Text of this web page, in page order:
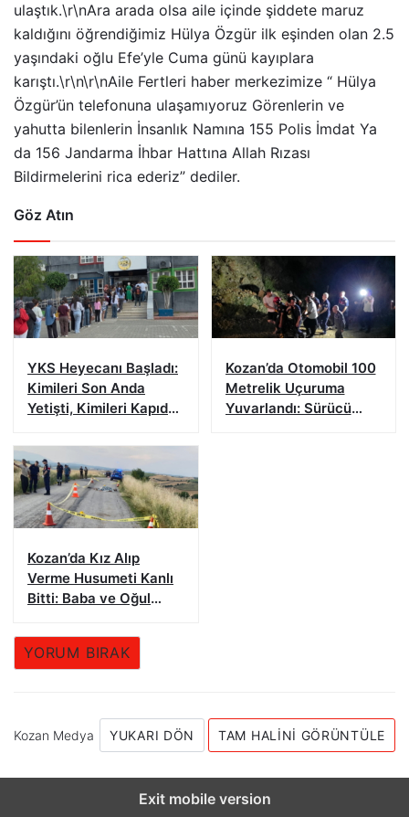
ulaştık.\r\nAra arada olsa aile içinde şiddete maruz
kaldığını öğrendiğimiz Hülya Özgür ilk eşinden olan 2.5
yaşındaki oğlu Efe’yle Cuma günü kayıplara
karıştı.\r\n\r\nAile Fertleri haber merkezimize “ Hülya
Özgür’ün telefonuna ulaşamıyoruz Görenlerin ve
yahutta bilenlerin İnsanlık Namına 155 Polis İmdat Ya
da 156 Jandarma İhbar Hattına Allah Rızası
Bildirmelerini rica ederiz” dediler.
Göz Atın
YKS Heyecanı Başladı:
Kimileri Son Anda
Yetişti, Kimileri Kapıda
Kozan’da Otomobil 100
Metrelik Uçuruma
Yuvarlandı: Sürücü
Kozan’da Kız Alıp
Verme Husumeti Kanlı
Bitti: Baba ve Oğul
YORUM BIRAK
Kozan Medya YUKARI DÖN TAM HALINI GÖRÜNTÜLE
Exit mobile version